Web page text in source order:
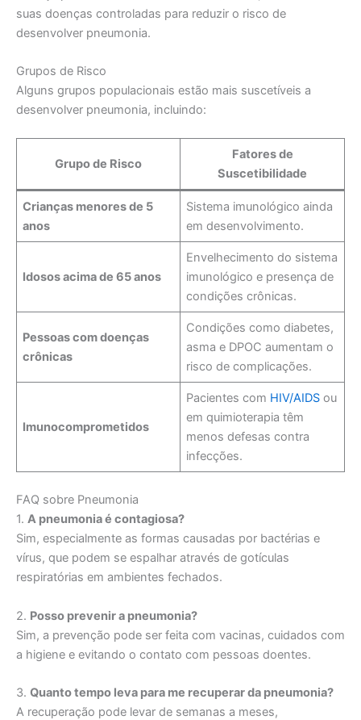
suas doenças controladas para reduzir o risco de
desenvolver pneumonia.
Grupos de Risco
Alguns grupos populacionais estão mais suscetíveis a
desenvolver pneumonia, incluindo:
Grupo de Risco
Fatores de
Suscetibilidade
Crianças menores de 5
anos
Sistema imunológico ainda
em desenvolvimento.
Idosos acima de 65 anos
Envelhecimento do sistema
imunológico e presença de
condições crônicas.
Pessoas com doenças
crônicas
Condições como diabetes,
asma e DPOC aumentam o
risco de complicações.
Imunocomprometidos
Pacientes com HIV/AIDS ou
em quimioterapia têm
menos defesas contra
infecções.
FAQ sobre Pneumonia
1. A pneumonia é contagiosa?
Sim, especialmente as formas causadas por bactérias e
vírus, que podem se espalhar através de gotículas
respiratórias em ambientes fechados.
2. Posso prevenir a pneumonia?
Sim, a prevenção pode ser feita com vacinas, cuidados com
a higiene e evitando o contato com pessoas doentes.
3. Quanto tempo leva para me recuperar da pneumonia?
A recuperação pode levar de semanas a meses,